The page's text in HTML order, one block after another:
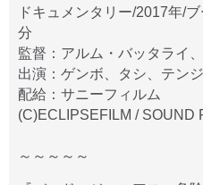
ドキュメンタリー/2017年/
分
監督：アルム・バッタライ
出演：ゲンボ、タシ、テン
配給：サニーフィルム
(C)ECLIPSEFILM / SOUND
～～～～～